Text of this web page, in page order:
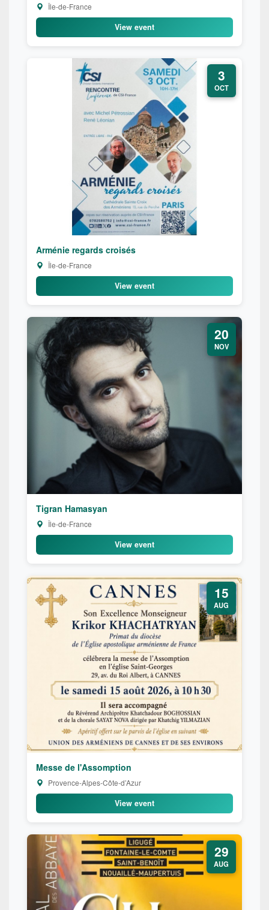
Île-de-France
View event
3
OCT
Arménie regards croisés
Île-de-France
View event
20
NOV
Tigran Hamasyan
Île-de-France
View event
15
AUG
Messe de l'Assomption
Provence-Alpes-Côte-d’Azur
View event
29
AUG